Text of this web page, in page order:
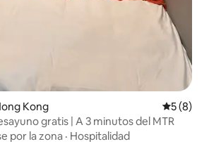
Kong
5 (8)
gratis | A 3 minutos del MTR
por la zona · Hospitalidad